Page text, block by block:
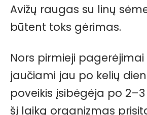
Avižų raugas su linų
būtent toks gėrimas.
Nors pirmieji
jaučiami jau po kelių
poveikis įsibėgėja po
šį laiką organizmas